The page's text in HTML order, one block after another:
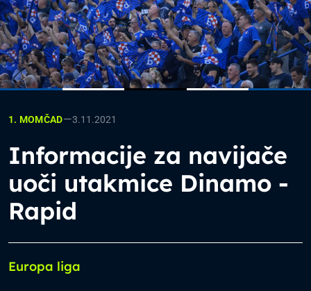
1. MOMČAD—3.11.2021
Informacije za navijače
uoči utakmice Dinamo -
Rapid
Europa liga